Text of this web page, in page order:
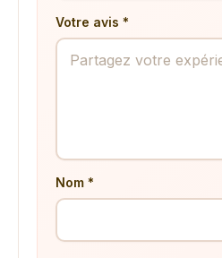
Votre avis *
Nom *